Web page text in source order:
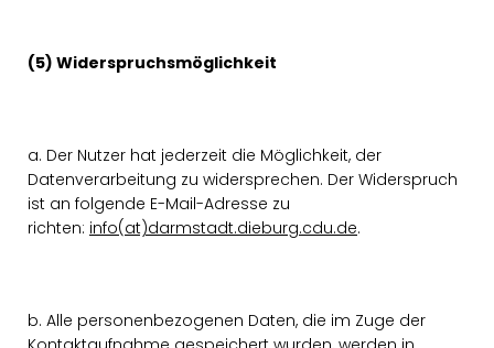
(5) Widerspruchsmöglichkeit
a. Der Nutzer hat jederzeit die Möglichkeit, der
Datenverarbeitung zu widersprechen. Der Widerspruch
ist an folgende E-Mail-Adresse zu
richten: info(at)darmstadt.dieburg.cdu.de.
b. Alle personenbezogenen Daten, die im Zuge der